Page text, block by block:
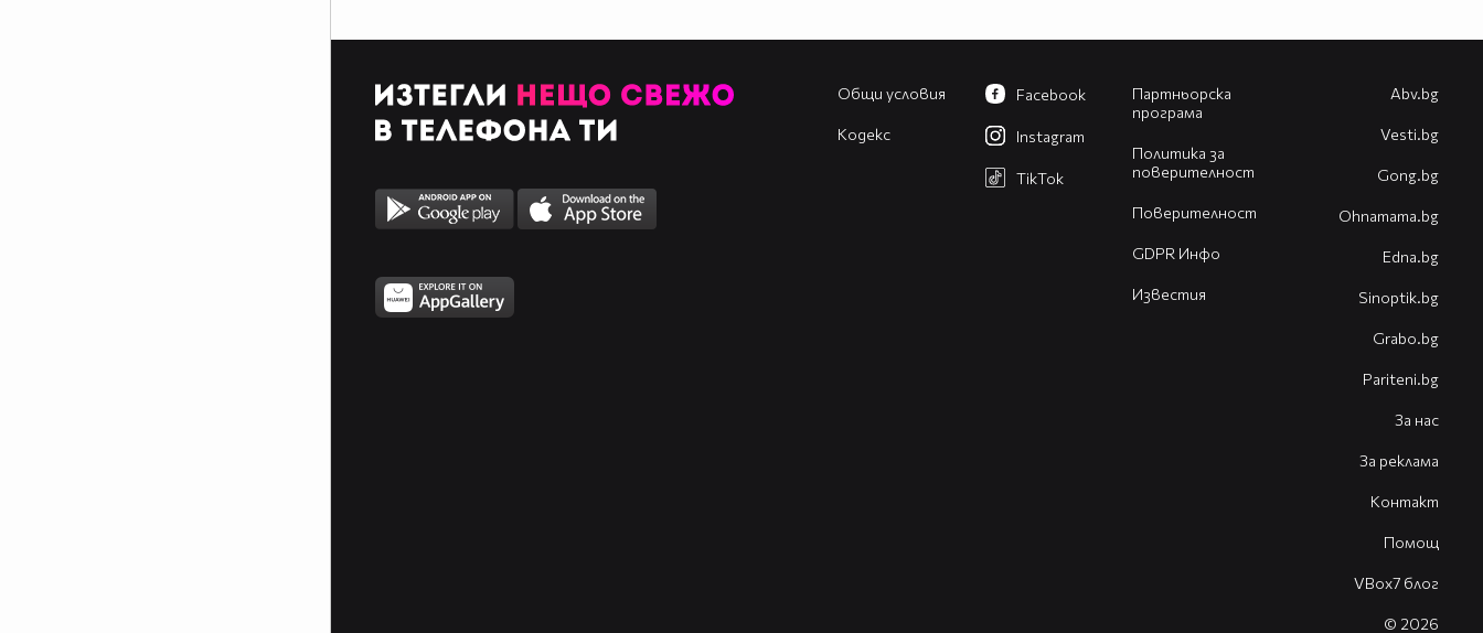
Общи условия
Кодекс
Партньорска
програма
Политика за
поверителност
Поверителност
GDPR Инфо
Известия
Facebook
Instagram
TikTok
Abv.bg
Vesti.bg
Gong.bg
Оhnamama.bg
Edna.bg
Sinoptik.bg
Grabo.bg
Pariteni.bg
За нас
За реклама
Контакт
Помощ
VBox7 блог
© 2026